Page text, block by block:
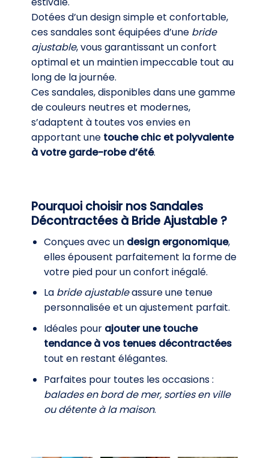
Dotées d’un design simple et confortable,
ces sandales sont équipées d’une bride
ajustable, vous garantissant un confort
optimal et un maintien impeccable tout au
long de la journée.
Ces sandales, disponibles dans une gamme
de couleurs neutres et modernes,
s’adaptent à toutes vos envies en
apportant une touche chic et polyvalente
à votre garde-robe d’été.
Pourquoi choisir nos Sandales
Décontractées à Bride Ajustable ?
Conçues avec un design ergonomique,
elles épousent parfaitement la forme de
votre pied pour un confort inégalé.
La bride ajustableassure une tenue
personnalisée et un ajustement parfait.
Idéales pour ajouter une touche
tendance à vos tenues décontractées
tout en restant élégantes.
Parfaites pour toutes les occasions :
balades en bord de mer, sorties en ville
ou détente à la maison.